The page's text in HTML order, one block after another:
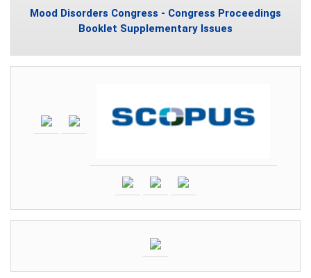
Mood Disorders Congress - Congress Proceedings
Booklet Supplementary Issues